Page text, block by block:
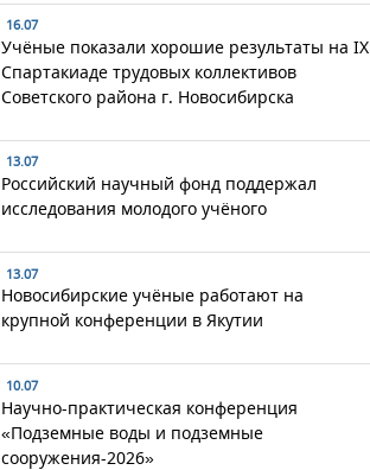
16.07
Учёные показали хорошие результаты на IX
Спартакиаде трудовых коллективов
Советского района г. Новосибирска
13.07
Российский научный фонд поддержал
исследования молодого учёного
13.07
Новосибирские учёные работают на
крупной конференции в Якутии
10.07
Научно-практическая конференция
«Подземные воды и подземные
сооружения-2026»